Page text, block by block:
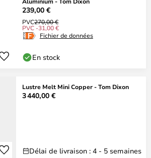
239,00 €
PVC270,00 €
PVC -31,00 €
Fichier de données
En stock
Lustre Melt Mini Copper - Tom Dixon
3 440,00 €
Délai de livraison : 4 - 5 semaines